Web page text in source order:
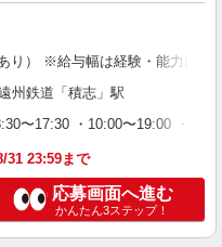
り） ※給与幅は経験・能力によ
州鉄道「積志」駅
〜17:30 ・10:00〜19:00 ・
31 23:59まで
応募画面へ進む
かんたん3ステップ！